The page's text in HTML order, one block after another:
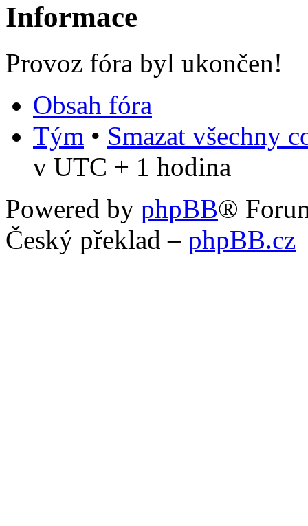
Informace
Provoz fóra byl ukončen!
Obsah fóra
Tým • Smazat všechny
v UTC + 1 hodina
Powered by phpBB®
Český překlad – phpBB.cz